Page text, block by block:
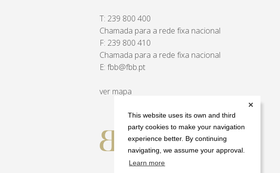
This website uses its own and third
party cookies to make your navigation
experience better. By continuing
navigating, we assume your approval.
Learn more
✕
T: 239 800 400
Chamada para a rede fixa nacional
F: 239 800 410
Chamada para a rede fixa nacional
E:fbb@fbb.pt
ver mapa